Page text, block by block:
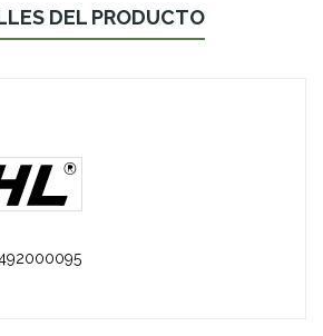
DEL PRODUCTO